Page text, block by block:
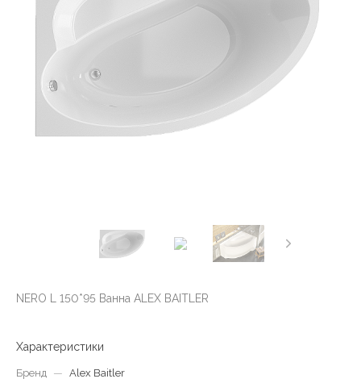
NERO L 150*95 Ванна ALEX BAITLER
Характеристики
Бренд — Alex Baitler